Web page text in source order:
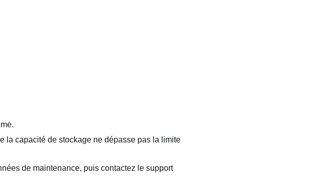
la capacité de stockage ne dépasse pas la limite
de maintenance, puis contactez le support